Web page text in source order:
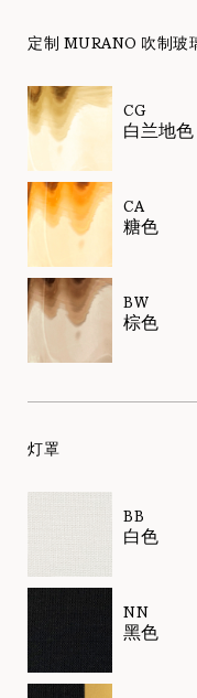
定制 MURANO 吹制玻
CG
白兰地色
CA
糖色
BW
棕色
灯罩
BB
白色
NN
黑色